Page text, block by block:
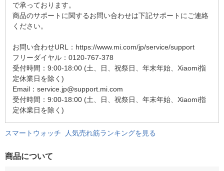
で承っております。
商品のサポートに関するお問い合わせは下記サポートにご連絡
ください。
お問い合わせURL：https://www.mi.com/jp/service/support
フリーダイヤル：0120-767-378
受付時間：9:00-18:00 (土、日、祝祭日、年末年始、Xiaomi指
定休業日を除く)
Email：service.jp@support.mi.com
受付時間：9:00-18:00 (土、日、祝祭日、年末年始、Xiaomi指
定休業日を除く)
スマートウォッチ 人気売れ筋ランキングを見る
商品について